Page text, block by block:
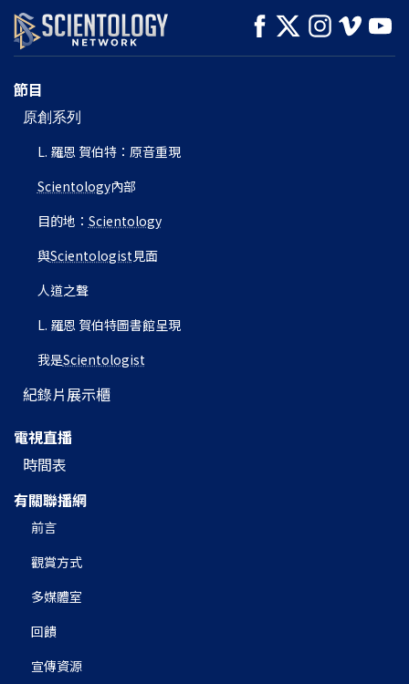
觀看 探索系列節目
節目
原創系列
L. 羅恩 賀伯特：原音重現
Scientology內部
目的地： Scientology
與Scientologist見面
人道之聲
L. 羅恩 賀伯特圖書館呈現
我是Scientologist
紀錄片展示櫃
電視直播
時間表
有關聯播網
前言
觀賞方式
多媒體室
回饋
宣傳資源